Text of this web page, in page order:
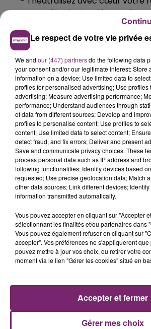
- Contrôlez la signalétique des
soigner leur présentation.
- Appliquez l’affichage légal et
conformité de celui-ci.
Profil recherché :
- Vous êtes diplômé(e)d'un CAP
- Vous possédez des
produits ainsi que sur les
alimentaire.
- Vous êtes autonome et motivé
Type d'emploi :CDI - Temps plein.
Pour plus d'informations et
sur les
sitesrecrutement.monoprix.fret/ou
de Frelinghien !
Le respect de votre vie privée
We and our (447) partnersdo the following data
your consent and/or our legitimate interest: Store
information on a device; Use limited data to
profiles for personalised advertising; Use profiles
advertising; Measure advertising performance;
performance; Understand audiences through
of data from different sources; Develop and
profiles to personalise content; Use profiles to
content; Use limited data to select content;
detect fraud, and fix errors; Deliver and present
Save and communicate privacy choices. These
process personal data such as IP address and
following functionalities: Identify devices based
requested; Use precise geolocation data; Match
other data sources; Link different devices;
information transmitted automatically.
Vous pouvez accepter en cliquant sur "Accepter
sélectionnant les finalités et/ou partenaires dans
Vous pouvez également refuser en cliquant sur
accepter". Vos préférences ne s'appliqueront que
pouvez mettre à jour vos choix, ou retirer votre
moment via le lien "Gérer les cookies" situé en
Gérer mes choix
Accepter et fermer